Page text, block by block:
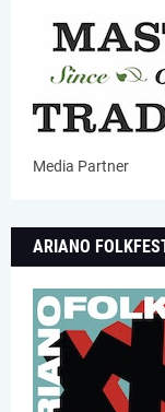
Media Partner
ARIANO